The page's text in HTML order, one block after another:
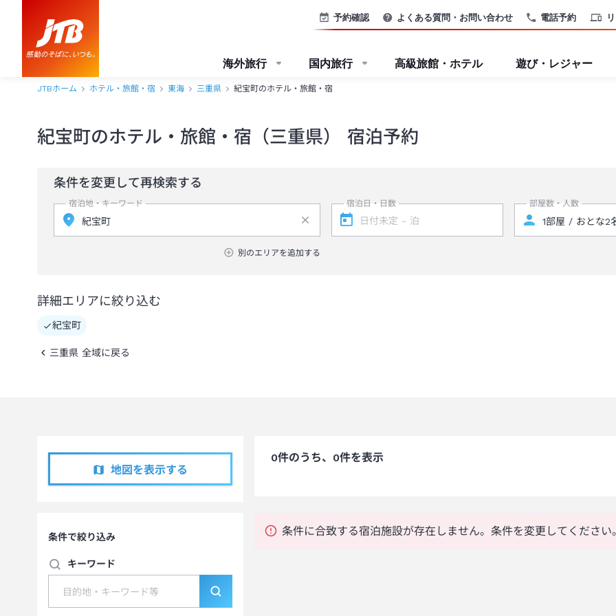
電話予約
予約確認 よくある質問・お問い合わせ
海外旅行 国内旅行 高級旅館・ホテル 遊び・レジャー
JTBホーム ホテル・旅館・宿 東海 三重県 紀宝町のホテル・旅館・宿
紀宝町のホテル・旅館・宿（三重県） 宿泊予約
条件を変更して再検索する
宿泊地・キーワード
別のエリアを追加する
宿泊日・日数 部屋数・人数
詳細エリアに絞り込む
紀宝町
三重県 全域に戻る
地図を表示する
条件で絞り込み
キーワード
0件のうち、0件を表示
条件に合致する宿泊施設が存在しません。条件を変更してください